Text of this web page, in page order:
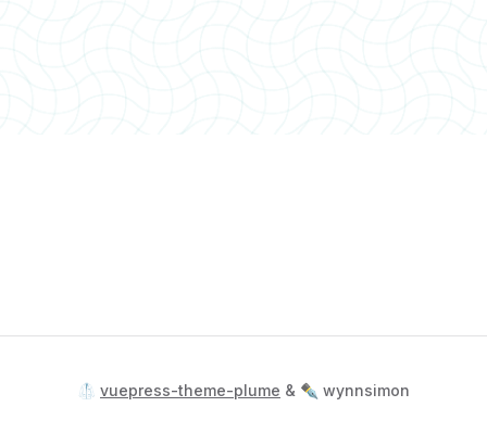
🥼 vuepress-theme-plume & ✒️ wynnsimon